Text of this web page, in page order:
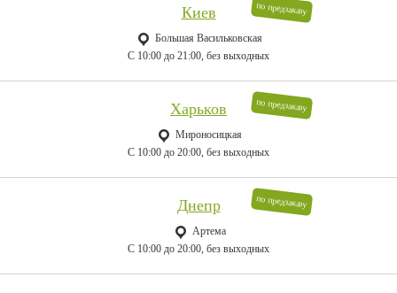
по предзаказу
Киев
Большая Васильковская
C 10:00 до 21:00, без выходных
по предзаказу
Харьков
Мироносицкая
C 10:00 до 20:00, без выходных
по предзаказу
Днепр
Артема
C 10:00 до 20:00, без выходных